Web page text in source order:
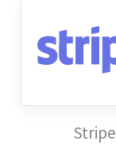
Stripe